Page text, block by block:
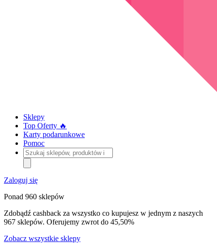
Sklepy
Top Oferty 🔥
Karty podarunkowe
Pomoc
Szukaj
sklepów,
produktów
i
kategorii
Zaloguj się
Ponad 960 sklepów
Zdobądź cashback za wszystko co kupujesz w jednym z naszych
967 sklepów. Oferujemy zwrot do 45,50%
Zobacz wszystkie sklepy